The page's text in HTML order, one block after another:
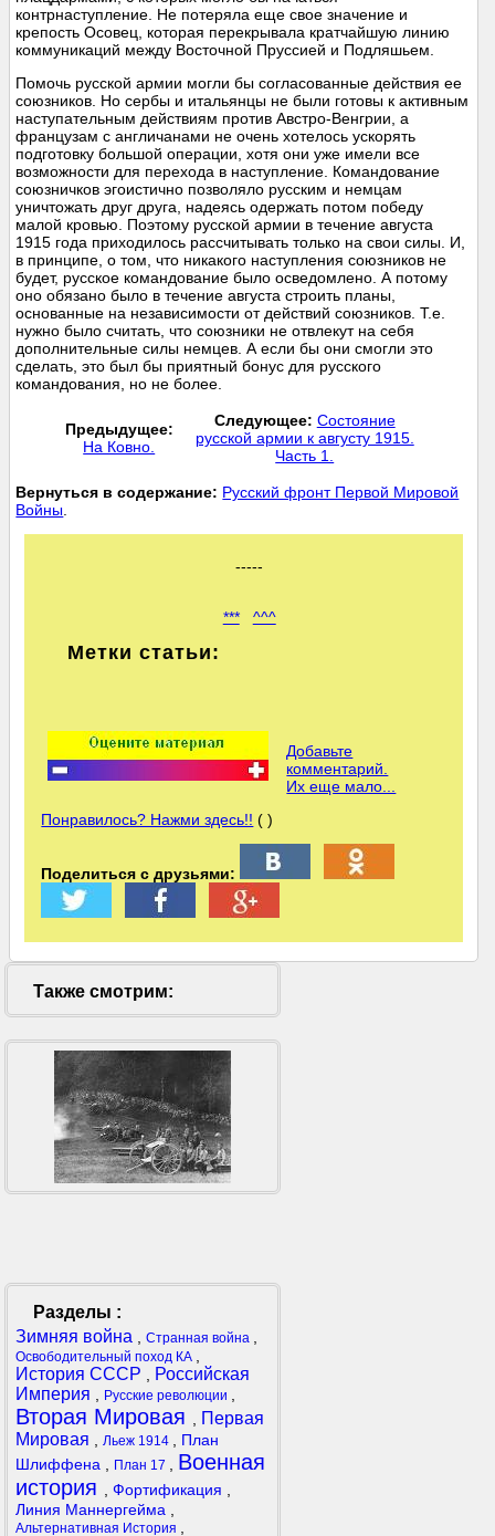
контрнаступление. Не потеряла еще свое значение и
крепость Осовец, которая перекрывала кратчайшую линию
коммуникаций между Восточной Пруссией и Подляшьем.
Помочь русской армии могли бы согласованные действия ее
союзников. Но сербы и итальянцы не были готовы к активным
наступательным действиям против Австро-Венгрии, а
французам с англичанами не очень хотелось ускорять
подготовку большой операции, хотя они уже имели все
возможности для перехода в наступление. Командование
союзничков эгоистично позволяло русским и немцам
уничтожать друг друга, надеясь одержать потом победу
малой кровью. Поэтому русской армии в течение августа
1915 года приходилось рассчитывать только на свои силы. И,
в принципе, о том, что никакого наступления союзников не
будет, русское командование было осведомлено. А потому
оно обязано было в течение августа строить планы,
основанные на независимости от действий союзников. Т.е.
нужно было считать, что союзники не отвлекут на себя
дополнительные силы немцев. А если бы они смогли это
сделать, это был бы приятный бонус для русского
командования, но не более.
Предыдущее:
На Ковно.
Следующее: Состояние
русской армии к августу 1915.
Часть 1.
Вернуться в содержание: Русский фронт Первой Мировой
Войны
-----
*** ^^^
Метки статьи:
Добавьте
комментарий.
Их еще мало...
Понравилось? Нажми здесь!! ( )
Поделиться с друзьями:
Также смотрим:
Разделы :
Зимняя война
Странная война
Освободительный поход КА
История СССР
Российская
Империя
Русские революции
Вторая Мировая
Первая
Мировая
Льеж 1914
План
Шлиффена
План 17
Военная
история
Фортификация
Линия Маннергейма
Альтернативная История